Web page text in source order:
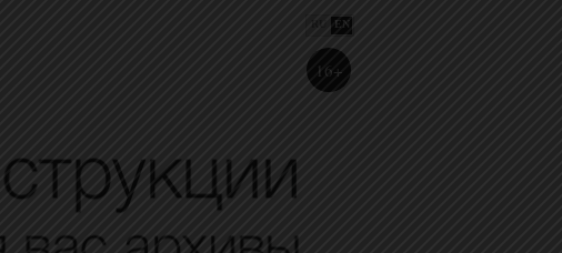
RU EN
16+